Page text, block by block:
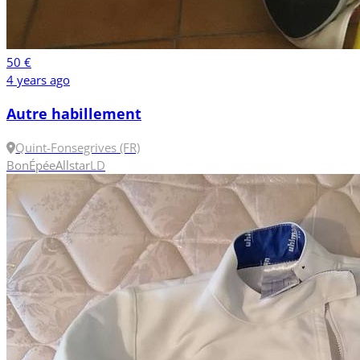
50 €
4 years ago
Autre habillement
Quint-Fonsegrives (FR)
BonÉpéeAllstarL D